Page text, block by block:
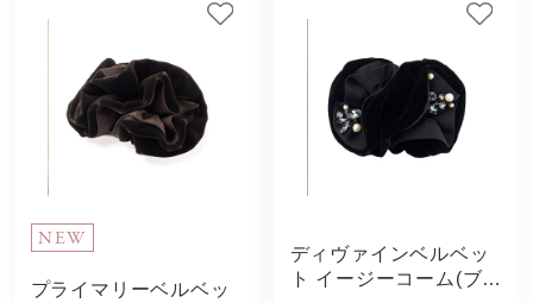
NEW
プライマリーベルベッ
ディヴァインベルベッ
ト イージーコーム(ブラ